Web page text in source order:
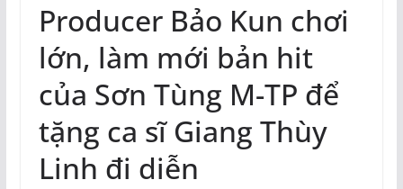
Producer Bảo Kun chơi
lớn, làm mới bản hit
của Sơn Tùng M-TP để
tặng ca sĩ Giang Thùy
Linh đi diễn